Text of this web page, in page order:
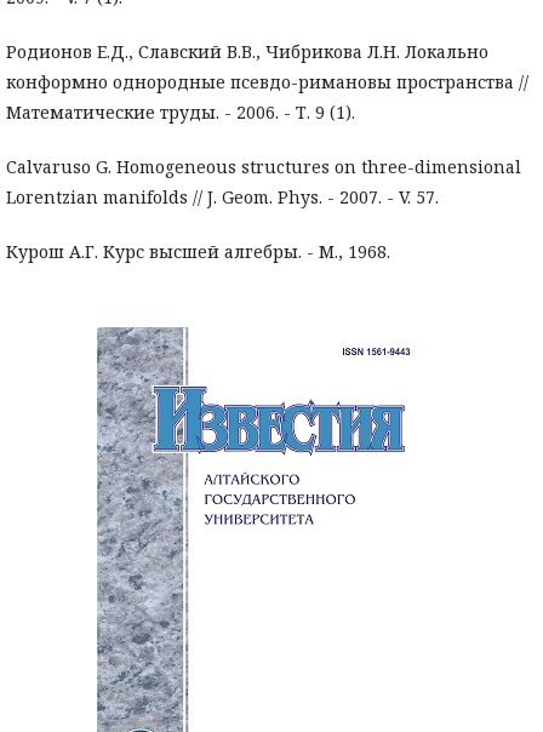
Родионов Е.Д., Славский В.В., Чибрикова Л.Н. Локально
конформно однородные псевдо-римановы пространства //
Математические труды. - 2006. - Т. 9 (1).
Calvaruso G. Homogeneous structures on three-dimensional
Lorentzian manifolds // J. Geom. Phys. - 2007. - V. 57.
Курош А.Г. Курс высшей алгебры. - М., 1968.